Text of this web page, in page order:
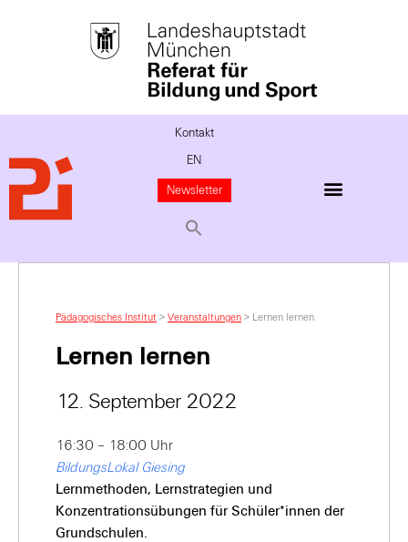
Kontakt
EN
Newsletter
Pädagogisches Institut > Veranstaltungen > Lernen lernen
Lernen lernen
12. September 2022
16:30 – 18:00 Uhr
BildungsLokal Giesing
Lernmethoden, Lernstrategien und
Konzentrationsübungen für Schüler*innen der
Grundschulen.